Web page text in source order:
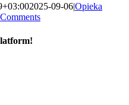
2025-09-06|Opieka